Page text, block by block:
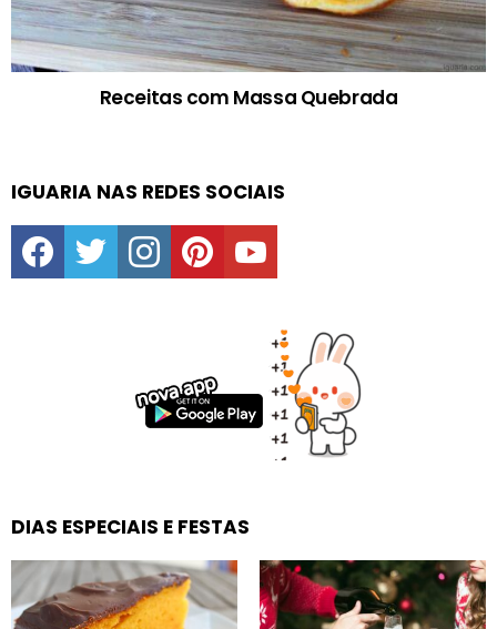
Receitas com Massa Quebrada
IGUARIA NAS REDES SOCIAIS
facebooktwitter instagrampinterestyoutube
DIAS ESPECIAIS E FESTAS